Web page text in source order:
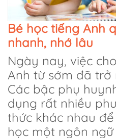
Bé học tiếng Anh
nhanh, nhớ lâu
Ngày nay, việc
Anh từ sớm đã trở
Các bậc phụ
dụng rất nhiều
thức khác nhau
học một ngôn